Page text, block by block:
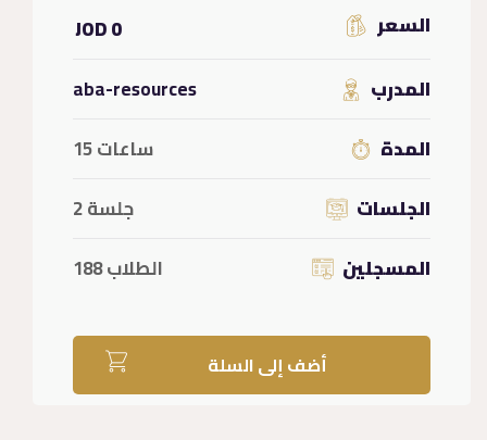
السعر
0 JOD
المدرب
aba-resources
المدة
ساعات 15
الجلسات
جلسة 2
المسجلين
الطلاب 188
أضف إلى السلة